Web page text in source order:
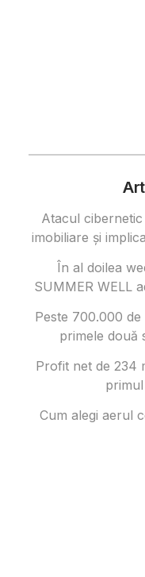
Atacul
imobiliare și
În al doilea
SUMMER WELL
Peste 700.000
primele două
Profit net de 234
Cum alegi aerul